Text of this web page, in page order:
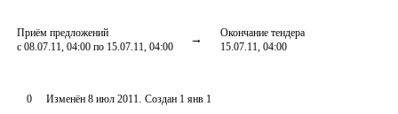
Приём предложений
с 08.07.11, 04:00 по 15.07.11, 04:00
Окончание тендера
15.07.11, 04:00
0 Изменён 8 июл 2011. Создан 1 янв 1